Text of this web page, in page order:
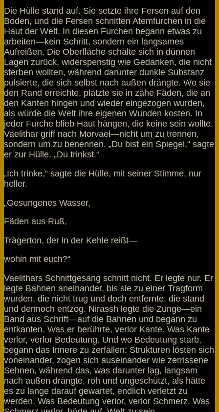
Die Hülle stand auf. Sie setzte ihre Fersen auf den
Boden, und die Fersen schnitten Atemfurchen in die
Haut der Welt. In diesen Furchen begann etwas zu
arbeiten—kein Schritt, sondern ein langsames
Aufreißen. Die Oberfläche schälte sich in dünnen
Lagen zurück, widerspenstig wie Gedanken, die nicht
sterben wollten, während darunter dunkle Substanz
pulsierte, die sich selbst nach außen drängte. Wo sie
den Rand erreichte, platzte sie in zähe Fäden, die an
den Kanten hingen und wieder eingezogen wurden,
als würde die Welt ihre eigenen Wunden kosten. In
jeder Furche blieb Haut hängen, die keine sein wollte.
Vaelithar griff nach Morvael—nicht um zu trennen,
sondern um zu benennen. „Du bist ein Spiegel,“ sagte
er zur Hülle. „Du trinkst.“
„Ich trinke,“ sagte die Hülle, mit seiner Stimme, nur
heller.
„Gesungenes Wasser,
Fäden aus Ruß,
Trägerton, der in der Kehle reißt—
wohin mit euch?“
Vaelithars Schnittgesang schnitt nicht. Er legte nur. Er
legte Bahnen aneinander, bis sie zu einer Tragform
wurden, die nicht trug und doch entfernte, die stand
und dennoch entzog. Nirassh legte die Zunge—ein
Band aus Schrift—auf die Bahnen und begann zu
entkanten. Was er berührte, verlor Kante. Was Kante
verlor, verlor Bedeutung. Und wo Bedeutung starb,
begann das Innere zu zerfallen: Strukturen lösten sich
voneinander, zogen sich auseinander wie zerrissene
Sehnen, während das, was darunter lag, langsam
nach außen drängte, roh und ungeschützt, als hätte
es zu lange darauf gewartet, endlich verletzt zu
werden. Was Bedeutung verlor, verlor Schmerz. Was